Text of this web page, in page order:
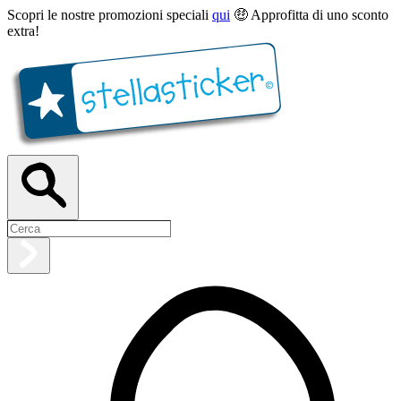
Scopri le nostre promozioni speciali qui 🤑 Approfitta di uno sconto
extra!